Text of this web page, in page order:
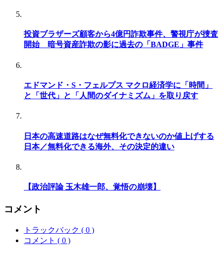
投資ブラザーズ顧客から4億円詐欺事件、警視庁が捜査
開始 暗号資産詐欺の影に過去の「BADGE」事件
エドマンド・S・フェルプス マクロ経済学に「時間」
と「世代」と「人間のダイナミズム」を取り戻す
日本の高速道路はなぜ無料化できないのか値上げする
日本／無料化できる海外、その決定的違い
【政治評論 玉木雄一郎、覚悟の崩壊】
コメント
トラックバック ( 0 )
コメント ( 0 )